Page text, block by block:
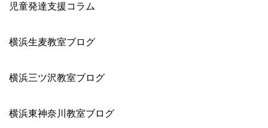
児童発達支援コラム
横浜生麦教室ブログ
横浜三ツ沢教室ブログ
横浜東神奈川教室ブログ